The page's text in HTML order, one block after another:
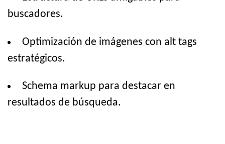
buscadores.
Optimización de imágenes con alt tags
estratégicos.
Schema markup para destacar en
resultados de búsqueda.